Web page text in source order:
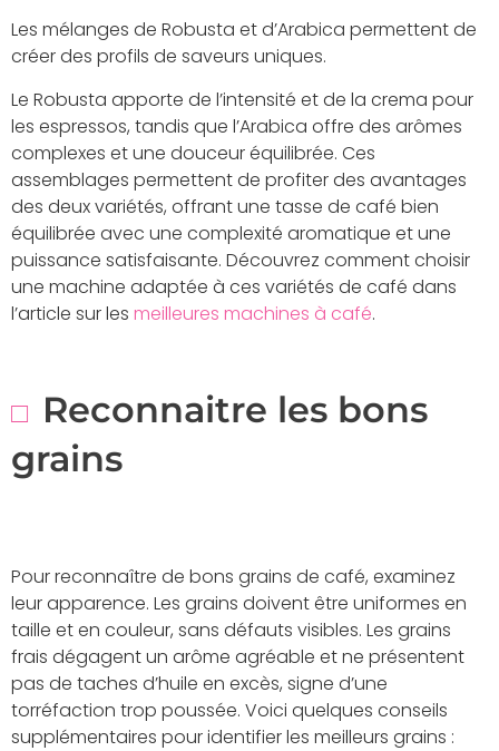
Les mélanges de Robusta et d’Arabica permettent de
créer des profils de saveurs uniques.
Le Robusta apporte de l’intensité et de la crema pour
les espressos, tandis que l’Arabica offre des arômes
complexes et une douceur équilibrée. Ces
assemblages permettent de profiter des avantages
des deux variétés, offrant une tasse de café bien
équilibrée avec une complexité aromatique et une
puissance satisfaisante. Découvrez comment choisir
une machine adaptée à ces variétés de café dans
l’article sur les meilleures machines à café.
Reconnaitre les bons
grains
Pour reconnaître de bons grains de café, examinez
leur apparence. Les grains doivent être uniformes en
taille et en couleur, sans défauts visibles. Les grains
frais dégagent un arôme agréable et ne présentent
pas de taches d’huile en excès, signe d’une
torréfaction trop poussée. Voici quelques conseils
supplémentaires pour identifier les meilleurs grains :